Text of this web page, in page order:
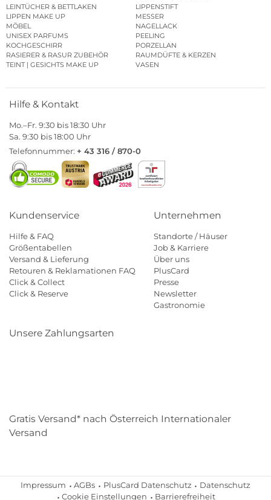
LEINTÜCHER & BETTLAKEN
LIPPENSTIFT
LIPPEN MAKE UP
MESSER
MÖBEL
NAGELLACK
UNISEX PARFUMS
PEELING
KOCHGESCHIRR
PORZELLAN
RASIERER & RASUR ZUBEHÖR
RAUMDÜFTE & KERZEN
TEINT | GESICHTS MAKE UP
VASEN
Hilfe & Kontakt
Mo.–Fr. 9:30 bis 18:30 Uhr
Sa. 9:30 bis 18:00 Uhr
Telefonnummer: + 43 316 / 870-0
Kundenservice
Hilfe & FAQ
Größentabellen
Versand & Lieferung
Retouren & Reklamationen FAQ
Click & Collect
Click & Reserve
Unternehmen
Standorte / Häuser
Job & Karriere
Über uns
PlusCard
Presse
Newsletter
Gastronomie
Unsere Zahlungsarten
Gratis Versand* nach Österreich Internationaler
Versand
Impressum AGBs PlusCard Datenschutz
Datenschutz
Cookie Einstellungen
Barrierefreiheit